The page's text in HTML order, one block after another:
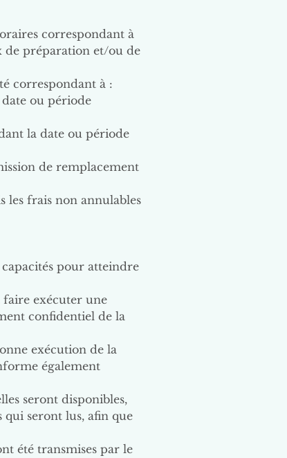
correspondant à
de préparation et/ou de
correspondant à :
ou période
la date ou période
de remplacement
les frais non annulables
capacités pour atteindre
faire exécuter une
confidentiel de la
exécution de la
également
seront disponibles,
qui seront lus, afin que
été transmises par le